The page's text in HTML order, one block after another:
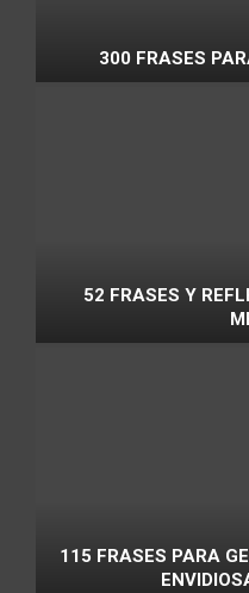
300 FRASES
52 FRASES Y
115 FRASES PARA